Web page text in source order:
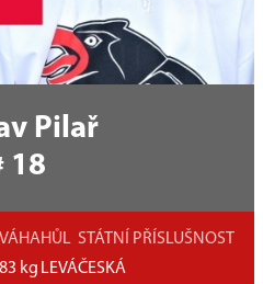
Pilař
18
VÁHA
83 kg
HŮL
LEVÁ
STÁTNÍ PŘÍSLUŠNOST
ČESKÁ